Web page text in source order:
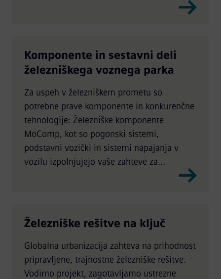
Komponente in sestavni deli
železniškega voznega parka
Za uspeh v železniškem prometu so
potrebne prave komponente in konkurenčne
tehnologije: Železniške komponente
MoComp, kot so pogonski sistemi,
podstavni vozički in sistemi napajanja v
vozilu izpolnjujejo vaše zahteve za
Železniške rešitve na ključ
Globalna urbanizacija zahteva na prihodnost
pripravljene, trajnostne železniške rešitve.
Vodimo projekt, zagotavljamo ustrezne